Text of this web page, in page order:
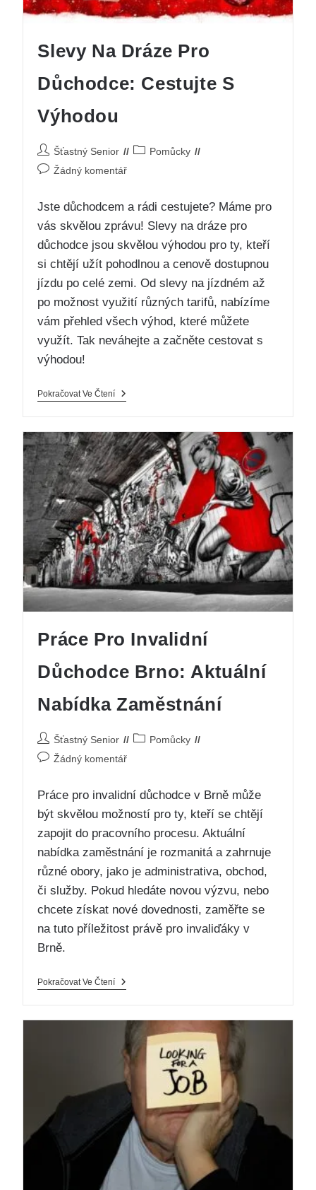
Slevy Na Dráze Pro
Důchodce: Cestujte S
Výhodou
Šťastný Senior
Pomůcky
Žádný komentář
Jste důchodcem a rádi cestujete? Máme pro
vás skvělou zprávu! Slevy na dráze pro
důchodce jsou skvělou výhodou pro ty, kteří
si chtějí užít pohodlnou a cenově dostupnou
jízdu po celé zemi. Od slevy na jízdném až
po možnost využití různých tarifů, nabízíme
vám přehled všech výhod, které můžete
využít. Tak neváhejte a začněte cestovat s
výhodou!
Pokračovat Ve Čtení
Práce Pro Invalidní
Důchodce Brno: Aktuální
Nabídka Zaměstnání
Šťastný Senior
Pomůcky
Žádný komentář
Práce pro invalidní důchodce v Brně může
být skvělou možností pro ty, kteří se chtějí
zapojit do pracovního procesu. Aktuální
nabídka zaměstnání je rozmanitá a zahrnuje
různé obory, jako je administrativa, obchod,
či služby. Pokud hledáte novou výzvu, nebo
chcete získat nové dovednosti, zaměřte se
na tuto příležitost právě pro invaliďáky v
Brně.
Pokračovat Ve Čtení